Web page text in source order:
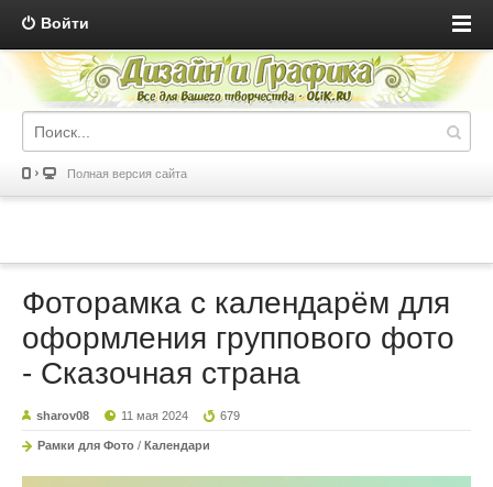
Войти
Полная версия сайта
Фоторамка с календарём для
оформления группового фото
- Сказочная страна
sharov08 11 мая 2024 679
Рамки для Фото / Календари